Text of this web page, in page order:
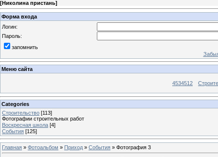
[Николина пристань]
Форма входа
Логин:
Пароль:
запомнить
Меню сайта
4534512
Categories
Строительство [113]
Фотографии строительных работ
Воскресная школа [4]
События [125]
Главная » Фотоальбом » Приход » События » Фотография 3